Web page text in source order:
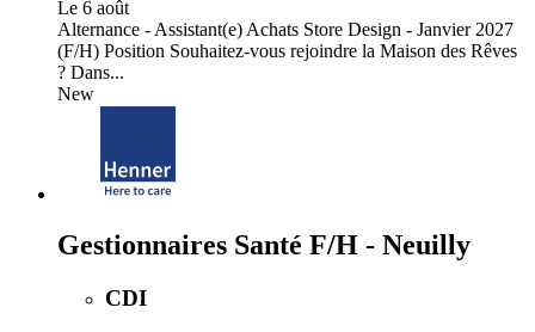
Le 6 août
Alternance - Assistant(e) Achats Store Design - Janvier 2027
(F/H) Position Souhaitez-vous rejoindre la Maison des Rêves
? Dans...
New
Gestionnaires Santé F/H - Neuilly
CDI